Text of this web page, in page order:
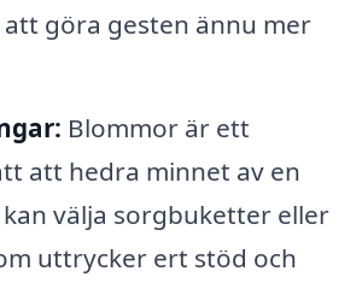
göra gesten ännu mer
Blommor är ett
att hedra minnet av en
kan välja sorgbuketter eller
uttrycker ert stöd och